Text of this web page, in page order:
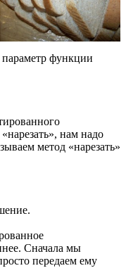
параметр функции
нам надо
метод «нарезать»
Сначала мы
передаем ему